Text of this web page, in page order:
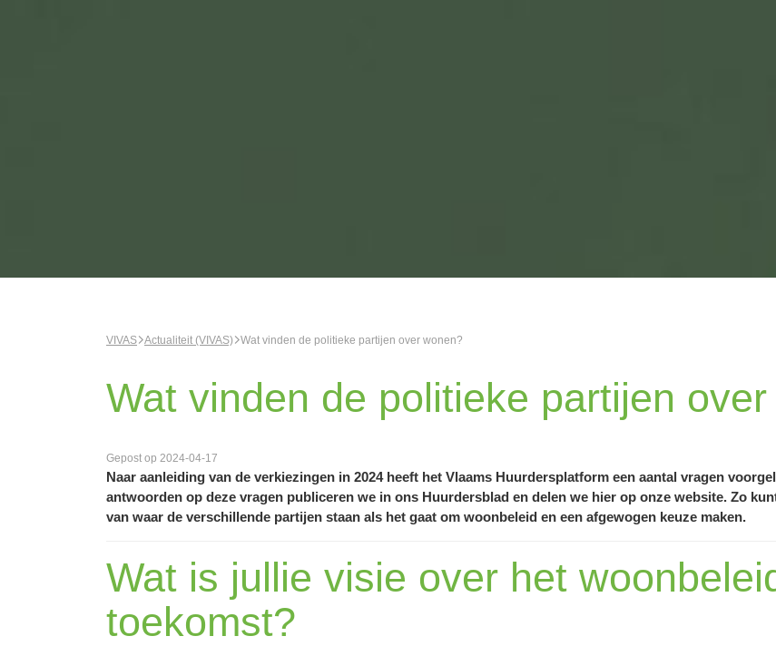
VIVAS Actualiteit (VIVAS) Wat vinden de politieke partijen over wonen?
Wat vinden de politieke partijen
Gepost op 2024-04-17
Naar aanleiding van de verkiezingen in 2024 heeft het Vlaams Huurdersplatform een aantal vragen
antwoorden op deze vragen publiceren we in ons Huurdersblad en delen we hier op onze website. Zo
van waar de verschillende partijen staan als het gaat om woonbeleid en een afgewogen keuze maken.
Wat is jullie visie over het
toekomst?